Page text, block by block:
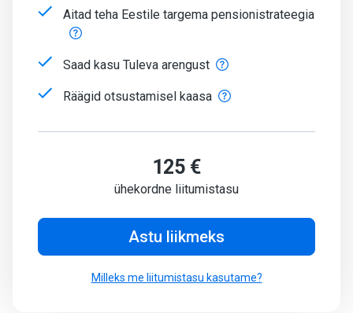
Aitad teha Eestile targema pensionistrateegia
Saad kasu Tuleva arengust
Räägid otsustamisel kaasa
125 €
ühekordne liitumistasu
Astu liikmeks
Milleks me liitumistasu kasutame?